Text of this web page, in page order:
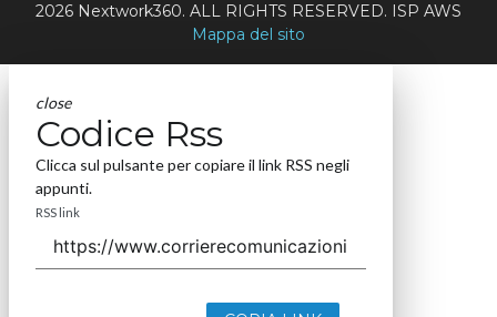
2026 Nextwork360. ALL RIGHTS RESERVED. ISP AWS
Mappa del sito
close
Codice Rss
Clicca sul pulsante per copiare il link RSS negli
appunti.
RSS link